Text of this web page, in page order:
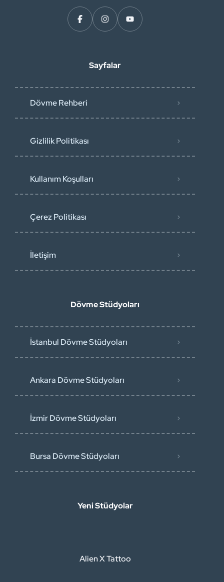
Sayfalar
Dövme Rehberi
Gizlilik Politikası
Kullanım Koşulları
Çerez Politikası
İletişim
Dövme Stüdyoları
İstanbul Dövme Stüdyoları
Ankara Dövme Stüdyoları
İzmir Dövme Stüdyoları
Bursa Dövme Stüdyoları
Yeni Stüdyolar
Alien X Tattoo